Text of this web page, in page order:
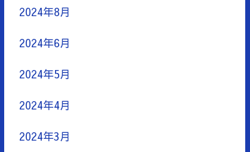
2024年8月
2024年6月
2024年5月
2024年4月
2024年3月